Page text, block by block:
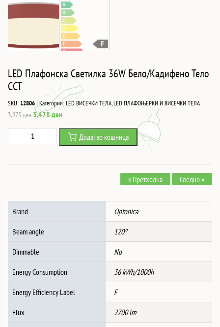
LED Плафонска Светилка 36W Бело/Кадифено Тело
CCT
SKU:12806 | Категории:LED ВИСЕЧКИ ТЕЛА,LED ПЛАФОЊЕРКИ И ВИСЕЧКИ ТЕЛА
3,975ден Original
was:
3,975 ден.
3,478 денCurrent
3,478 ден.
Плафонска
Тело
CCT
количина
Додај во кошница
« Претходна Следно »
Brand Optonica
Beam angle 120º
Dimmable No
Energy Consumption 36 kWh/1000h
Energy Efficiency Label F
Flux 2700 lm